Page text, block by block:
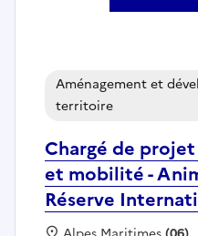
Chargé de
et mobilité -
Réserve
Aménagement et
territoire